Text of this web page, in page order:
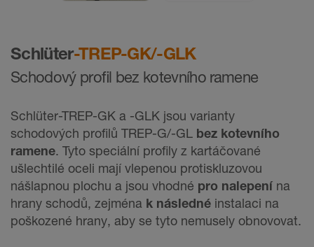
Schlüter-TREP-GK/-GLK
Schodový proﬁl bez kotevního ramene
Schlüter-TREP-GK a -GLK jsou varianty
schodových profilů TREP-G/-GL bez kotevního
ramene. Tyto speciální profily z kartáčované
ušlechtilé oceli mají vlepenou protiskluzovou
nášlapnou plochu a jsou vhodné pro nalepení na
hrany schodů, zejména k následné instalaci na
poškozené hrany, aby se tyto nemusely obnovovat.